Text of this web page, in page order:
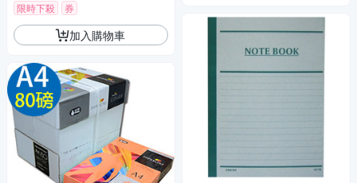
限時下殺
券
加入購物車